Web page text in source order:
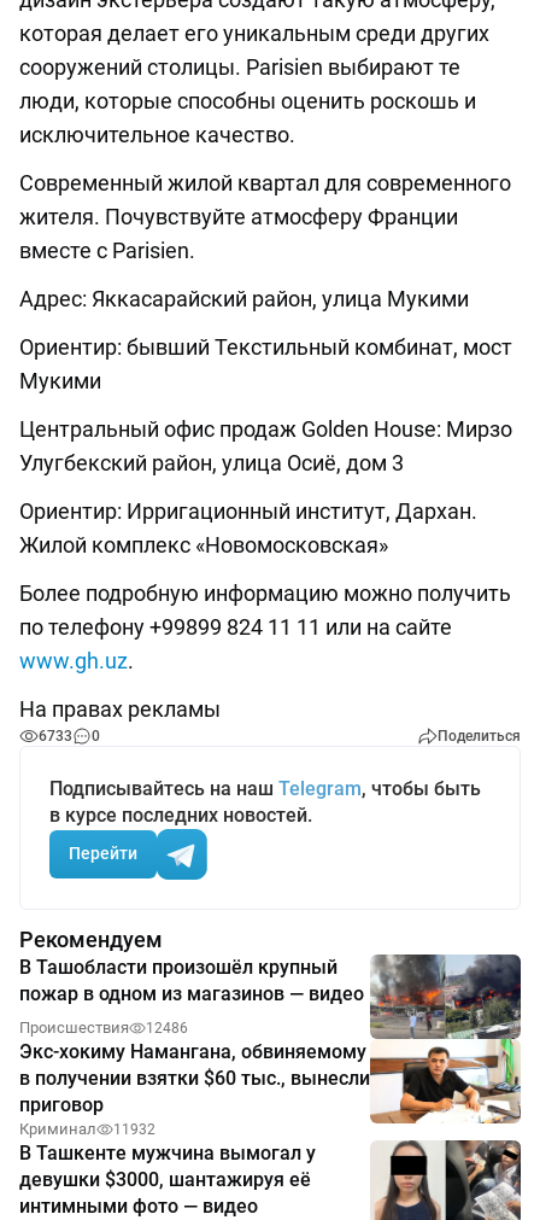
которая делает его уникальным среди других
сооружений столицы. Parisien выбирают те
люди, которые способны оценить роскошь и
исключительное качество.
Современный жилой квартал для современного
жителя. Почувствуйте атмосферу Франции
вместе с Parisien.
Адрес: Яккасарайский район, улица Мукими
Ориентир: бывший Текстильный комбинат, мост
Мукими
Центральный офис продаж Golden House: Мирзо
Улугбекский район, улица Осиё, дом 3
Ориентир: Ирригационный институт, Дархан.
Жилой комплекс «Новомосковская»
Более подробную информацию можно получить
по телефону +99899 824 11 11 или на сайте
www.gh.uz.
На правах рекламы
6733 0 Поделиться
Подписывайтесь на наш Telegram, чтобы быть
в курсе последних новостей.
Перейти
Рекомендуем
В Ташобласти произошёл крупный
пожар в одном из магазинов — видео
Происшествия 12486
Экс-хокиму Намангана, обвиняемому
в получении взятки $60 тыс., вынесли
приговор
Криминал 11932
В Ташкенте мужчина вымогал у
девушки $3000, шантажируя её
интимными фото — видео